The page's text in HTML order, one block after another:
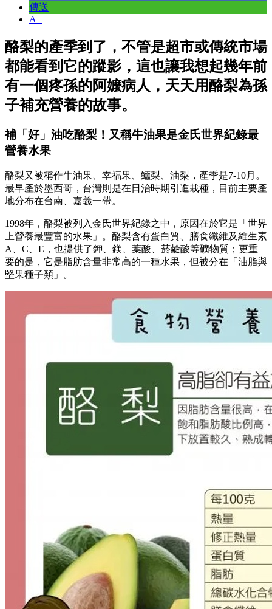
傳送
A+
酪梨的產季到了，不管是超市或傳統市場
都能看到它的蹤影，這也讓我想起幾年前
有一個疼孫的阿嬤病人，天天用酪梨為孫
子補充營養的故事。
補「好」油吃酪梨！又稱牛油果是金氏世界紀錄最
營養水果
酪梨又被稱作牛油果、幸福果、鱷梨、油梨，產季是7-10月。
最早產於墨西哥，台灣則是在日治時期引進栽種，目前主要產
地分布在台南、嘉義一帶。
1998年，酪梨被列入金氏世界紀錄之中，原因在於它是「世界
上營養最豐富的水果」。酪梨含有蛋白質、膳食纖維及維生素
A、C、E，也提供了鉀、鎂、葉酸、菸鹼酸等礦物質；更重
要的是，它是脂肪含量非常高的一種水果，但被分在「油脂與
堅果種子類」。